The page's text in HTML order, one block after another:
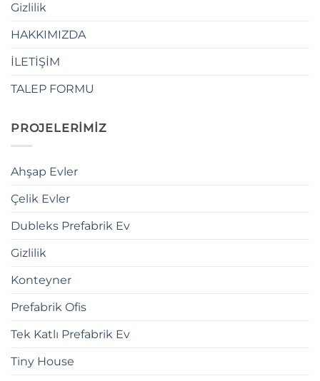
Gizlilik
HAKKIMIZDA
İLETİŞİM
TALEP FORMU
PROJELERİMİZ
Ahşap Evler
Çelik Evler
Dubleks Prefabrik Ev
Gizlilik
Konteyner
Prefabrik Ofis
Tek Katlı Prefabrik Ev
Tiny House